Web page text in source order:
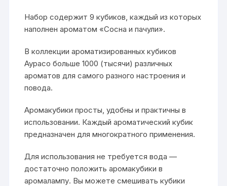
Набор содержит 9 кубиков, каждый из которых
наполнен ароматом «Сосна и пачули».
В коллекции ароматизированных кубиков
Аурасо больше 1000 (тысячи) различных
ароматов для самого разного настроения и
повода.
Аромакубики просты, удобны и практичны в
использовании. Каждый ароматический кубик
предназначен для многократного применения.
Для использования не требуется вода —
достаточно положить аромакубики в
аромалампу. Вы можете смешивать кубики